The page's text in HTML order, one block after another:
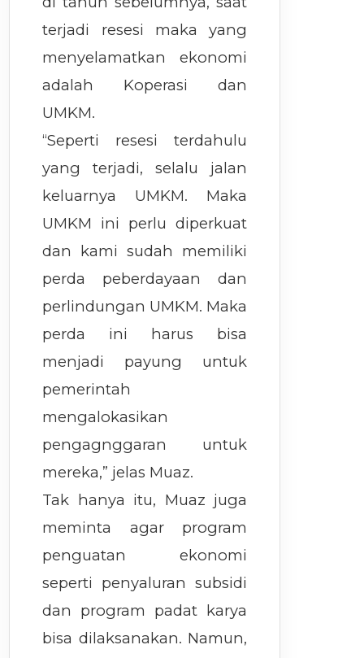
terjadi resesi maka yang
menyelamatkan ekonomi
adalah Koperasi dan
UMKM.
“Seperti resesi terdahulu
yang terjadi, selalu jalan
keluarnya UMKM. Maka
UMKM ini perlu diperkuat
dan kami sudah memiliki
perda peberdayaan dan
perlindungan UMKM. Maka
perda ini harus bisa
menjadi payung untuk
pemerintah
mengalokasikan
pengagnggaran untuk
mereka,” jelas Muaz.
Tak hanya itu, Muaz juga
meminta agar program
penguatan ekonomi
seperti penyaluran subsidi
dan program padat karya
bisa dilaksanakan. Namun,